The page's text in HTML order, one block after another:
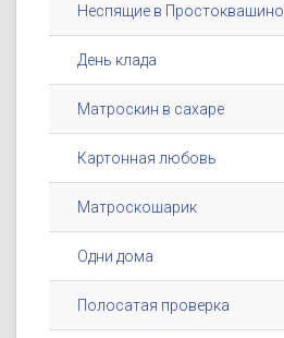
Неспящие в Простоквашино
День клада
Матроскин в сахаре
Картонная любовь
Матроскошарик
Одни дома
Полосатая проверка